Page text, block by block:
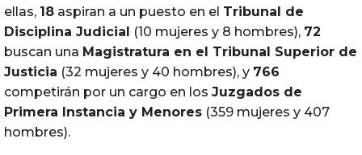
ellas, 18 aspiran a un puesto en el Tribunal de
Disciplina Judicial (10 mujeres y 8 hombres), 72
buscan una Magistratura en el Tribunal Superior de
Justicia (32 mujeres y 40 hombres), y 766
competirán por un cargo en los Juzgados de
Primera Instancia y Menores (359 mujeres y 407
hombres).